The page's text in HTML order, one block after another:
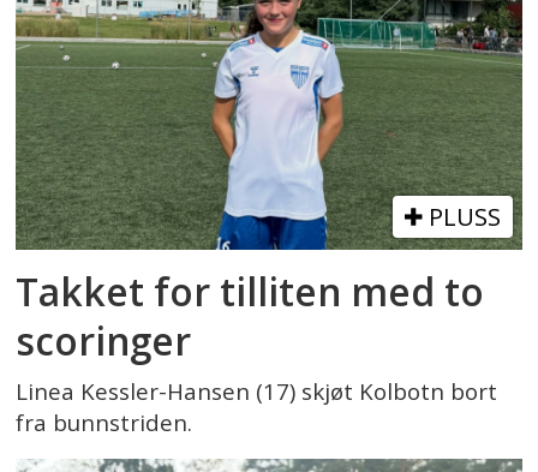
PLUSS
Takket for tilliten med to
scoringer
Linea Kessler-Hansen (17) skjøt Kolbotn bort
fra bunnstriden.